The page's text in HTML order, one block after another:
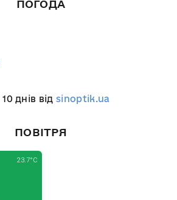
ПОГОДА
днів відsinoptik.ua
ПОВІТРЯ